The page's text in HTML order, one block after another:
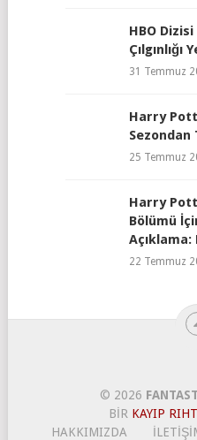
HBO
Çılgınlığı
31 Temmuz
Harry
Sezondan
25 Temmuz
Harry
Bölümü
Açıklama:
22 Temmuz
© 2026
BIR KAYIP
HAKKIMIZDA